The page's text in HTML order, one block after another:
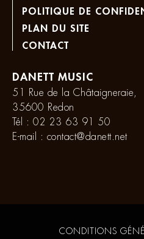
POLITIQUE DE
PLAN DU SITE
CONTACT
DANETT MUSIC
51 Rue de la Châtaigneraie,
35600 Redon
Tél : 02 23 63 91 50
E-mail : contact@danett.net
CONDITIONS